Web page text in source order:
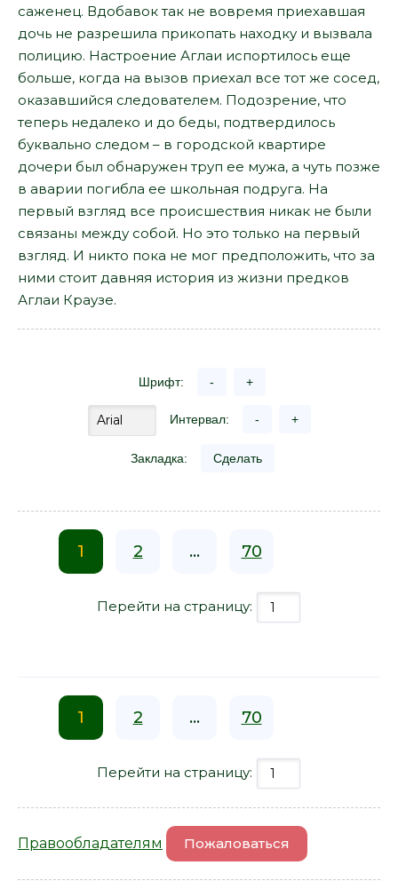
саженец. Вдобавок так не вовремя приехавшая
дочь не разрешила прикопать находку и вызвала
полицию. Настроение Аглаи испортилось еще
больше, когда на вызов приехал все тот же сосед,
оказавшийся следователем. Подозрение, что
теперь недалеко и до беды, подтвердилось
буквально следом – в городской квартире
дочери был обнаружен труп ее мужа, а чуть позже
в аварии погибла ее школьная подруга. На
первый взгляд все происшествия никак не были
связаны между собой. Но это только на первый
взгляд. И никто пока не мог предположить, что за
ними стоит давняя история из жизни предков
Аглаи Краузе.
Шрифт: - +
Интервал: - +
Закладка: Сделать
1 2 ... 70
Перейти на страницу:
1 2 ... 70
Перейти на страницу:
Правообладателям Пожаловаться